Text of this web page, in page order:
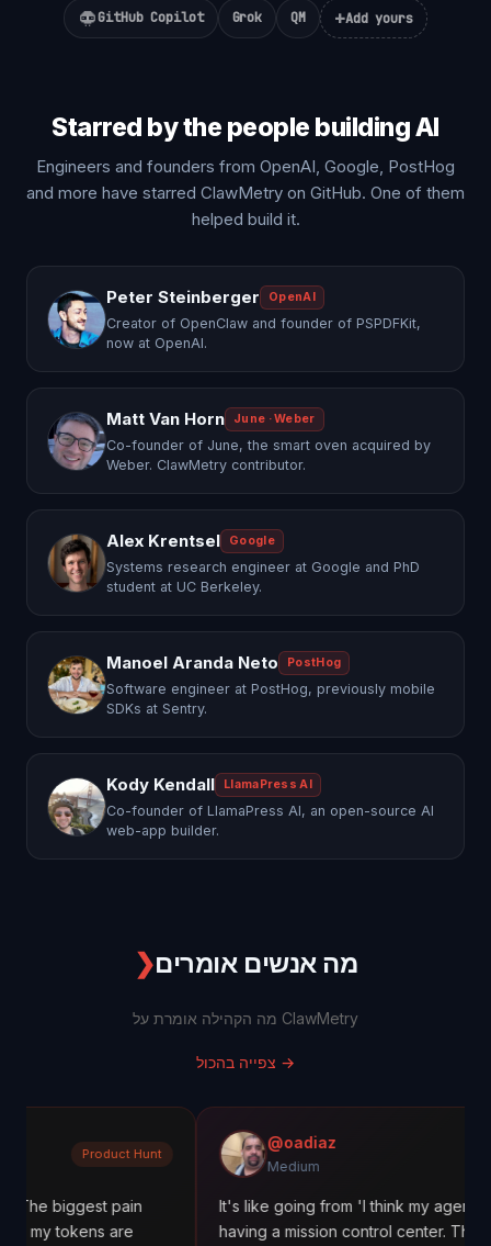
GitHub Copilot Grok QM +Add yours
Starred by the people building AI
Engineers and founders from OpenAI, Google, PostHog
and more have starred ClawMetry on GitHub. One of them
helped build it.
Peter Steinberger OpenAI
Creator of OpenClaw and founder of PSPDFKit,
now at OpenAI.
Matt Van Horn June · Weber
Co-founder of June, the smart oven acquired by
Weber. ClawMetry contributor.
Alex Krentsel Google
Systems research engineer at Google and PhD
student at UC Berkeley.
Manoel Aranda Neto PostHog
Software engineer at PostHog, previously mobile
SDKs at Sentry.
Kody Kendall LlamaPress AI
Co-founder of LlamaPress AI, an open-source AI
web-app builder.
❯מה אנשים אומרים
מה הקהילה אומרת על ClawMetry
צפייה בהכול →
Product Hunt
pain
are
@oadiaz
Medium
It's like going from 'I think my agents are
having a mission control center. The cost